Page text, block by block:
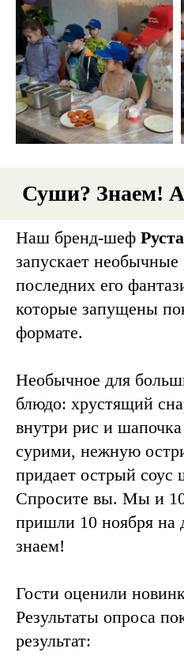
Суши? Знаем!
Наш бренд-шеф
запускает
последних его
которые запущены
формате.
Необычное для
блюдо: хрустящий
внутри рис и
сурими, нежную
придает острый соус
Спросите вы. Мы и 10
пришли 10 ноября на
знаем!
Гости оценили
Результаты опроса
результат: